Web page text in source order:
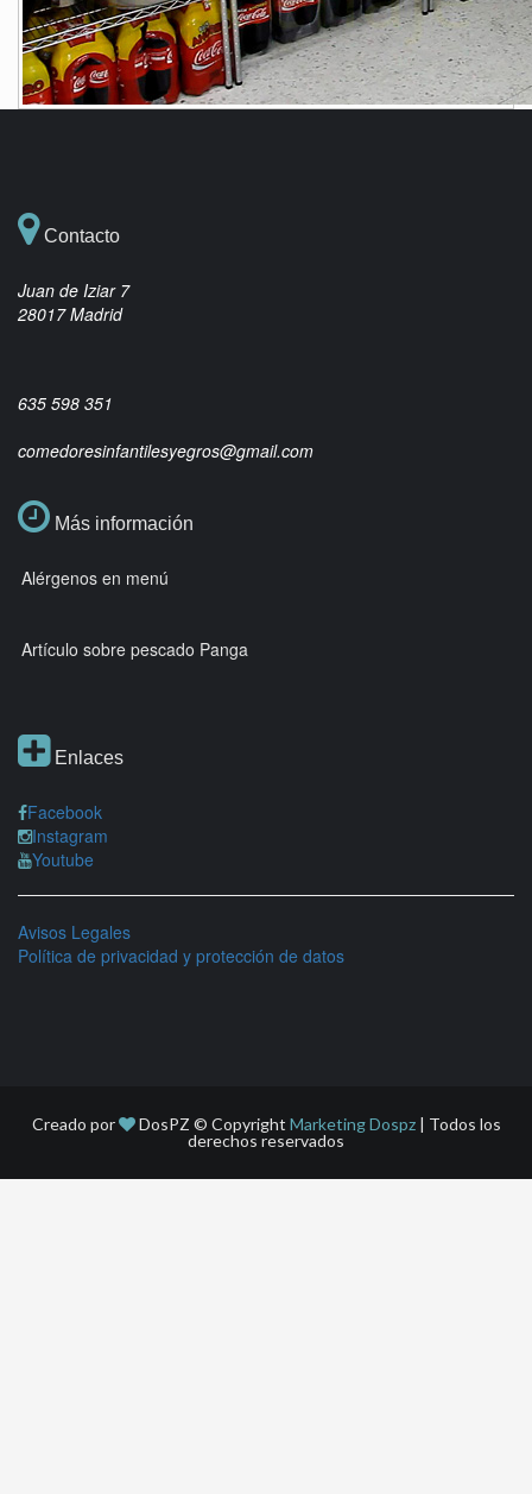
Contacto
Juan de Iziar 7
28017 Madrid
635 598 351
comedoresinfantilesyegros@gmail.com
Más información
Alérgenos en menú
Artículo sobre pescado Panga
Enlaces
Facebook
Instagram
Youtube
Avisos Legales
Política de privacidad y protección de datos
Creado por DosPZ © Copyright Marketing Dospz| Todos los
derechos reservados